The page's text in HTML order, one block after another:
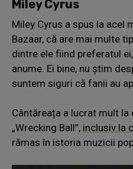
Miley Cyrus
Miley Cyrus a spus la acel
Bazaar, că are mai multe
dintre ele fiind preferatul
anume. Ei bine, nu știm
suntem siguri că fanii au
Cântăreața a lucrat mult
„Wrecking Ball”, inclusiv la
rămas în istoria muzicii